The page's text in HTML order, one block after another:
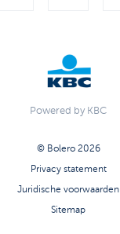
Powered by KBC
© Bolero 2026
Privacy statement
Juridische voorwaarden
Sitemap